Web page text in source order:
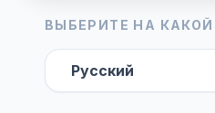
ВЫБЕРИТЕ НА